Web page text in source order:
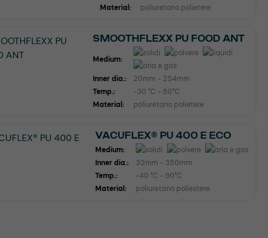
Material:
poliuretano polietere
SMOOTHFLEXX PU FOOD ANT
Medium:
Inner dia.:
20mm - 254mm
Temp.:
-30 °C - 80°C
Material:
poliuretano polietere
VACUFLEX® PU 400 E ECO
Medium:
Inner dia.:
32mm - 350mm
Temp.:
-40 °C - 90°C
Material:
poliuretano poliestere